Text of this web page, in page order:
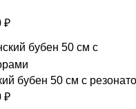
₽
бубен 50 см с
₽